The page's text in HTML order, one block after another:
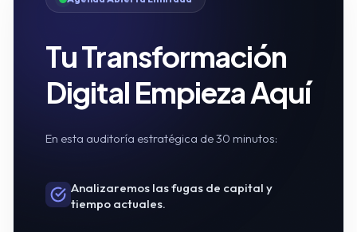
Tu Transformación
Digital Empieza Aquí
En esta auditoría estratégica de 30 minutos:
Analizaremos las fugas de capital y
tiempo actuales.